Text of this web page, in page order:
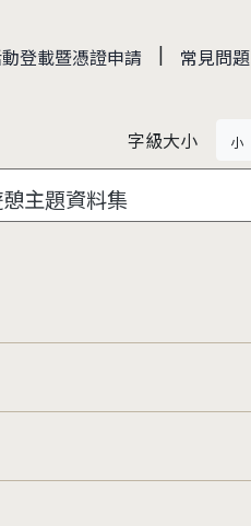
登載暨憑證申請 | 常見問題
字級大小 小
主題資料集